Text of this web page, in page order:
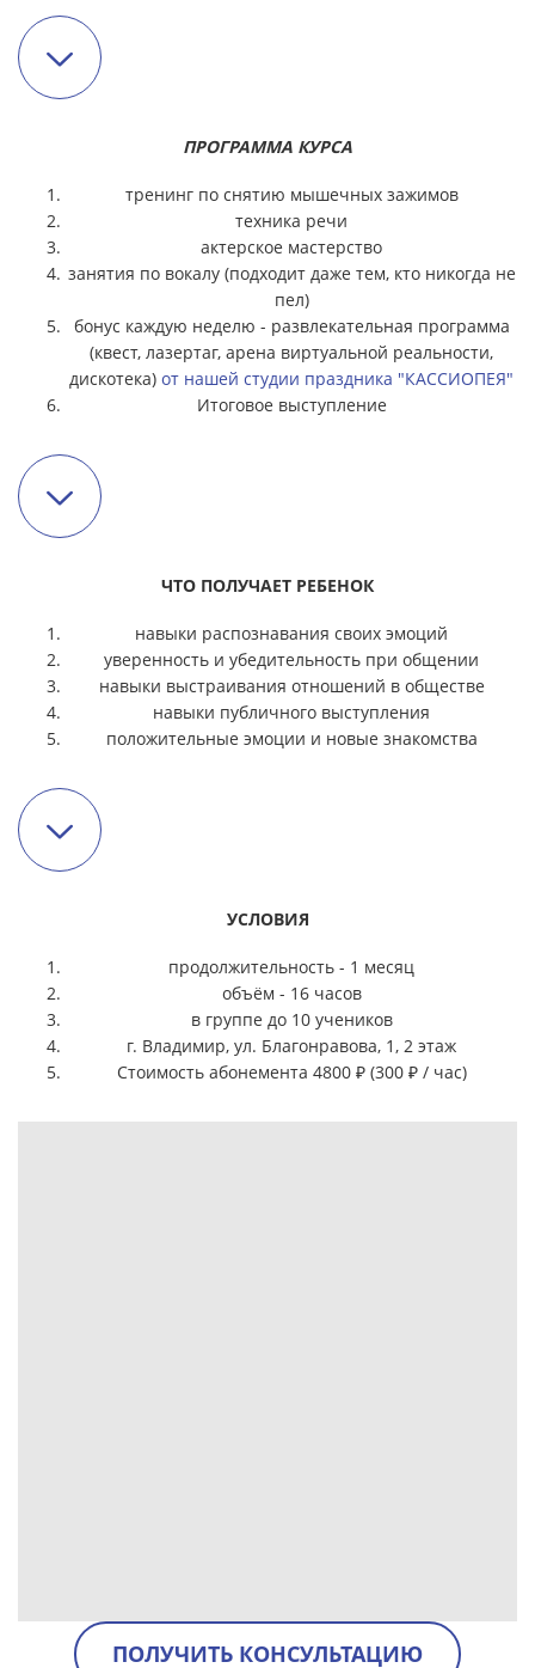
ПРОГРАММА КУРСА
тренинг по снятию мышечных зажимов
техника речи
актерское мастерство
занятия по вокалу (подходит даже тем, кто никогда не
пел)
бонус каждую неделю - развлекательная программа
(квест, лазертаг, арена виртуальной реальности,
дискотека) от нашей студии праздника "КАССИОПЕЯ"
Итоговое выступление
ЧТО ПОЛУЧАЕТ РЕБЕНОК
навыки распознавания своих эмоций
уверенность и убедительность при общении
навыки выстраивания отношений в обществе
навыки публичного выступления
положительные эмоции и новые знакомства
УСЛОВИЯ
продолжительность - 1 месяц
объём - 16 часов
в группе до 10 учеников
г. Владимир, ул. Благонравова, 1, 2 этаж
Стоимость абонемента 4800 ₽ (300 ₽ / час)
ПОЛУЧИТЬ КОНСУЛЬТАЦИЮ